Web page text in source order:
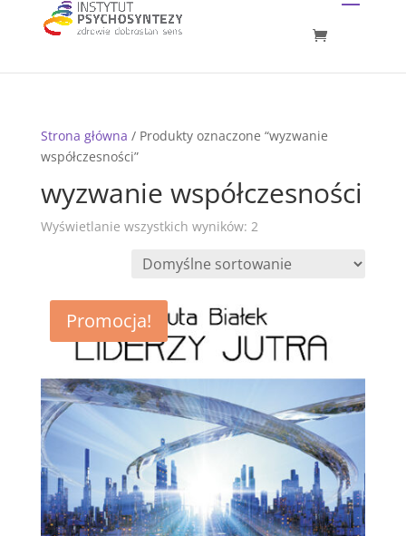
Strona główna / Produkty oznaczone “wyzwanie
współczesności”
wyzwanie współczesności
Wyświetlanie wszystkich wyników: 2
Promocja!